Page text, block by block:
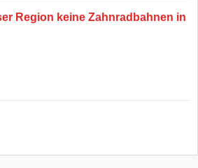
Region keine Zahnradbahnen in